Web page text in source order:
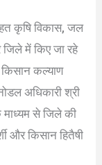
कृषि विकास, जल
में किए जा रहे
किसान कल्याण
अधिकारी श्री
से जिले की
और किसान हितैषी